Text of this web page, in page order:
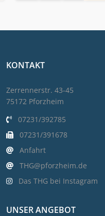
KONTAKT
Zerrennerstr. 43-45
75172 Pforzheim
07231/392785
07231/391678
Anfahrt
THG@pforzheim.de
Das THG bei Instagram
UNSER ANGEBOT